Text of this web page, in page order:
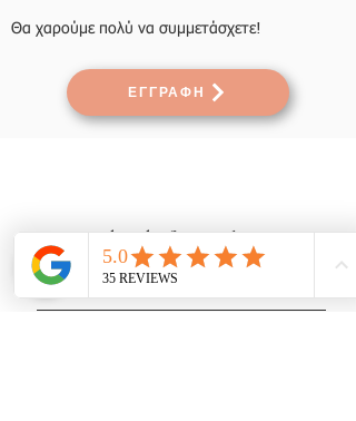
Θα χαρούμε πολύ να συμμετάσχετε! ​
ΕΓΓΡΑΦΗ
Subscribe for newsletters